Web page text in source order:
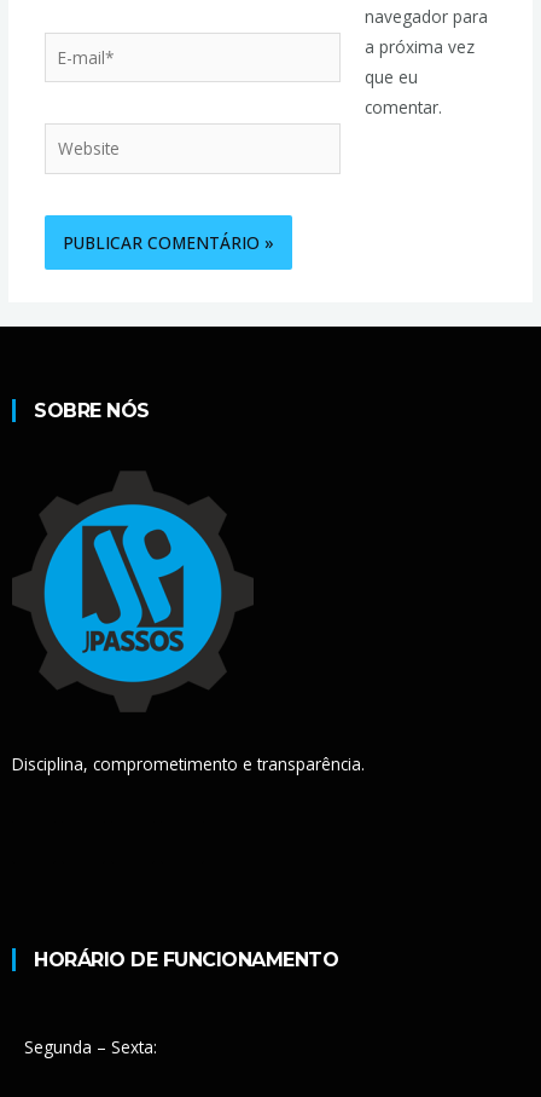
navegador para
a próxima vez
que eu
comentar.
SOBRE NÓS
Disciplina, comprometimento e transparência.
HORÁRIO DE FUNCIONAMENTO
Segunda – Sexta: